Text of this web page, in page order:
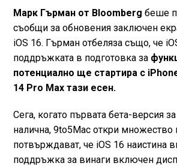
Марк Гърман от Bloomberg беше
съобщи за обновения заключен
iOS 16. Гърман отбеляза също, че
поддръжката в подготовка за
потенциално ще стартира с
14 Pro Max тази есен.
Сега, когато първата бета-версия
налична, 9to5Mac откри множество
потвърждават, че iOS 16 наистина
поддръжка за винаги включен